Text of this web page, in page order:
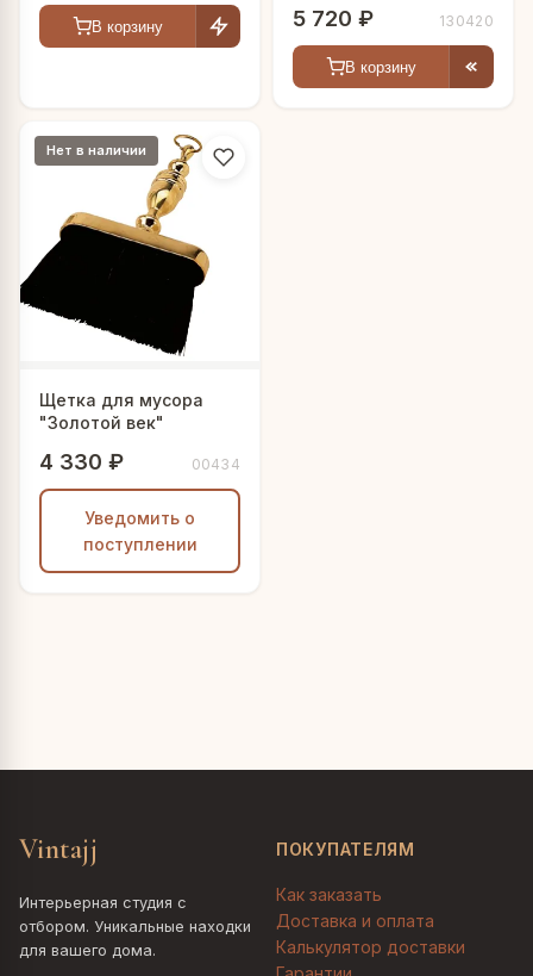
В корзину 5 720 ₽ 130420
В корзину
Нет в наличии
Щетка для мусора
"Золотой век"
4 330 ₽ 00434
Уведомить о
поступлении
Vintajj
Интерьерная студия с
отбором. Уникальные находки
для вашего дома.
ПОКУПАТЕЛЯМ
Как заказать
Доставка и оплата
Калькулятор доставки